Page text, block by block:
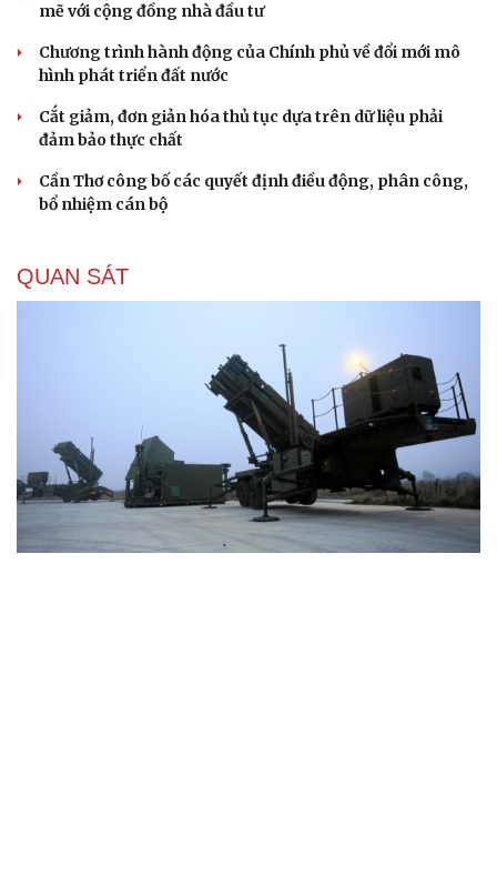
mẽ với cộng đồng nhà đầu tư
Chương trình hành động của Chính phủ về đổi mới mô
hình phát triển đất nước
Cắt giảm, đơn giản hóa thủ tục dựa trên dữ liệu phải
đảm bảo thực chất
Cần Thơ công bố các quyết định điều động, phân công,
bổ nhiệm cán bộ
QUAN SÁT